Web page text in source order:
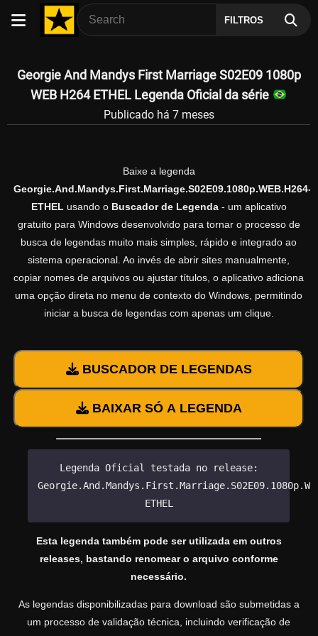
FILTROS
Georgie And Mandys First Marriage S02E09 1080p
WEB H264 ETHEL Legenda Oficial da série
Publicado há 7 meses
Baixe a legenda
Georgie.And.Mandys.First.Marriage.S02E09.1080p.WEB.H264-
ETHELusando o Buscador de Legenda- um aplicativo
gratuito para Windows desenvolvido para tornar o processo de
busca de legendas muito mais simples, rápido e integrado ao
sistema operacional. Ao invés de abrir sites manualmente,
copiar nomes de arquivos ou ajustar títulos, o aplicativo adiciona
uma opção direta no menu de contexto do Windows, permitindo
iniciar a busca de legendas com apenas um clique.
BUSCADOR DE LEGENDAS
BAIXAR SÓ A LEGENDA
Legenda Oficial testada no release:
ETHEL
Esta legenda também pode ser utilizada em outros
releases, bastando renomear o arquivo conforme
necessário.
As legendas disponibilizadas para download são submetidas a
um processo de validação técnica, incluindo verificação de